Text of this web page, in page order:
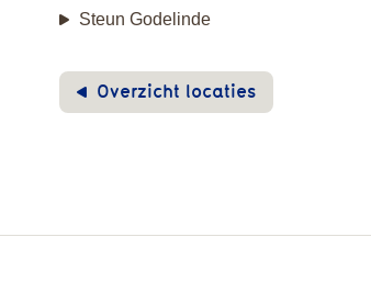
Steun Godelinde
Overzicht locaties